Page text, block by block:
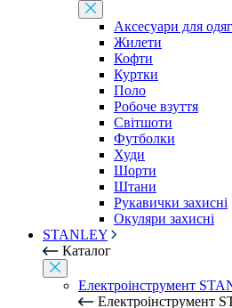
Аксесуари для
Жилети
Кофти
Куртки
Поло
Робоче взуття
Світшоти
Футболки
Худи
Шорти
Штани
Рукавички захисні
Окуляри захисні
STANLEY
Каталог
Електроінструмент
Електроінструмент